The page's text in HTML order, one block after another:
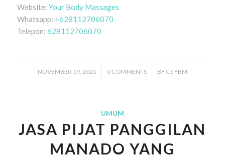
Website: Your Body Massages
Whatsapp: +628112706070
Telepon: 628112706070
NOVEMBER 19, 2025
/ 0 COMMENTS
/ BY CS YBM
UMUM
JASA PIJAT PANGGILAN
MANADO YANG